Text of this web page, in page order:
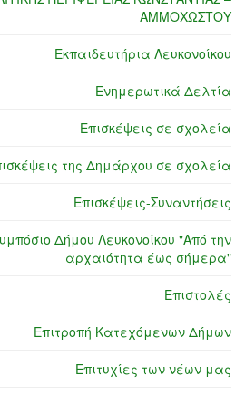
ΑΜΜΟΧΩΣΤΟΥ
Εκπαιδευτήρια Λευκονοίκου
Ενημερωτικά Δελτία
Επισκέψεις σε σχολεία
της Δημάρχου σε σχολεία
Επισκέψεις-Συναντήσεις
Δήμου Λευκονοίκου "Από την
αρχαιότητα έως σήμερα"
Επιστολές
Επιτροπή Κατεχόμενων Δήμων
Επιτυχίες των νέων μας